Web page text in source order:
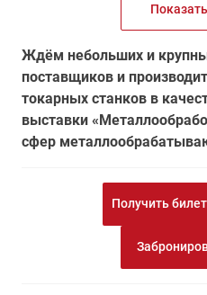
Ждём небольших и
поставщиков и
токарных станков в
выставки
сфер
Получить